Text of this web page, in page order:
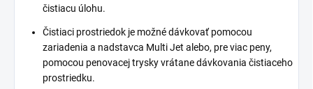
čistiacu úlohu.
Čistiaci prostriedok je možné dávkovať pomocou
zariadenia a nadstavca Multi Jet alebo, pre viac peny,
pomocou penovacej trysky vrátane dávkovania čistiaceho
prostriedku.